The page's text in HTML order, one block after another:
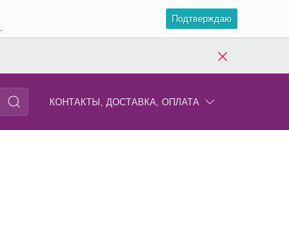
.
Подтверждаю
КОНТАКТЫ, ДОСТАВКА, ОПЛАТА